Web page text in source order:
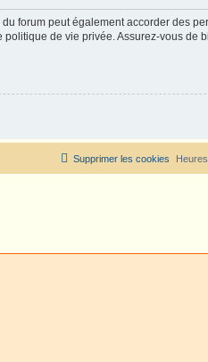
forum peut également accorder des
de vie privée. Assurez-vous de
Supprimer les cookies